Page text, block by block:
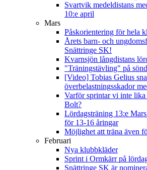
Svartvik medeldistans
10:e april
Mars
Påskorientering för hela
Årets barn- och
Snättringe SK!
Kvarnsjön långdistans
"Träningstävling" på
[Video] Tobias Gelius
överbelastningsskador
Varför sprintar vi inte lika
Bolt?
Lördagsträning 13:e
för 13-16 åringar
Möjlighet att träna även
Februari
Nya klubbkläder
Sprint i Ormkärr på
Snättringe SK är